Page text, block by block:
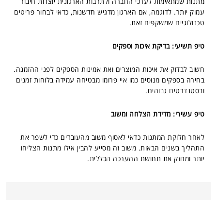
עמוק יותר. לדוגמה, אם הארגון מדגיש חדשנות, כדאי לבחור פריטים
טכנולוגיים שמשקפים זאת.
טיפ תשיעי: בדיקת איכות וספקים
חשוב לבדוק את איכות המוצרים ואת אמינות הספקים לפני ההזמנה.
בחירה בספקים מנוסים כמו איי פרומו מבטיחה עמידה בלוחות זמנים
ובסטנדרטים גבוהים.
טיפ עשירי: מדידת הצלחה ומשוב
לאחר חלוקת המתנות כדאי לאסוף משוב מהעובדים כדי לשפר את
התהליך בשנים הבאות. משוב זה מסייע להבין אילו מתנות הצליחו
יותר ומחזק את תחושת ההערכה הכללית.